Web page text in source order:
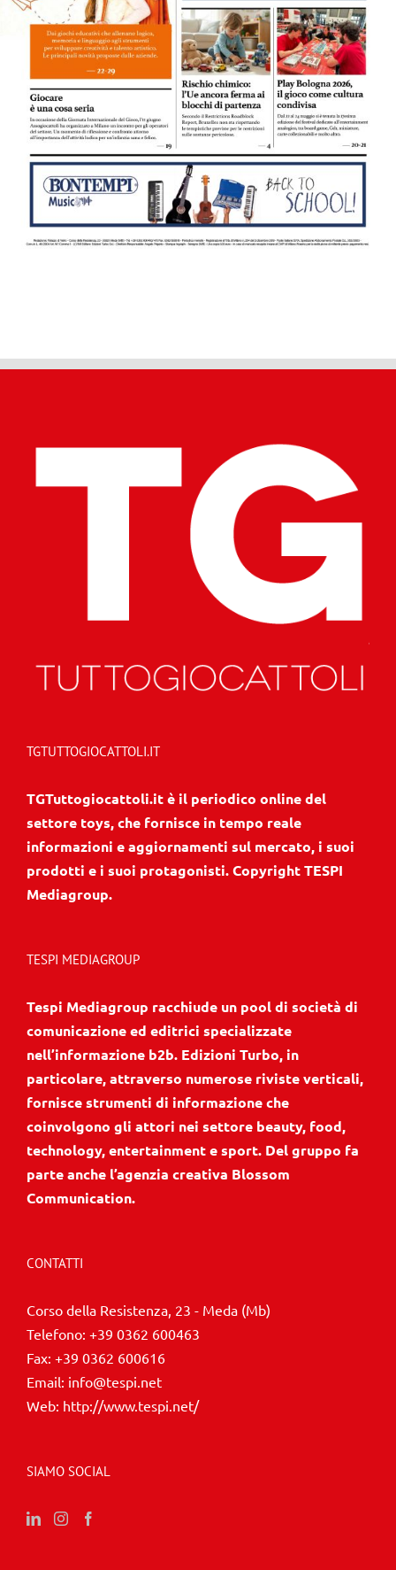
TGTUTTOGIOCATTOLI.IT
TGTuttogiocattoli.it è il periodico online del
settore toys, che fornisce in tempo reale
informazioni e aggiornamenti sul mercato, i suoi
prodotti e i suoi protagonisti. Copyright TESPI
Mediagroup.
TESPI MEDIAGROUP
Tespi Mediagroup racchiude un pool di società di
comunicazione ed editrici specializzate
nell’informazione b2b. Edizioni Turbo, in
particolare, attraverso numerose riviste verticali,
fornisce strumenti di informazione che
coinvolgono gli attori nei settore beauty, food,
technology, entertainment e sport. Del gruppo fa
parte anche l’agenzia creativa Blossom
Communication.
CONTATTI
Corso della Resistenza, 23 - Meda (Mb)
Telefono: +39 0362 600463
Fax: +39 0362 600616
Email: info@tespi.net
Web: http://www.tespi.net/
SIAMO SOCIAL